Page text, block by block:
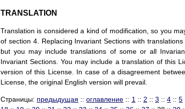
TRANSLATION
Translation is considered a kind of modification, so you
of section 4. Replacing Invariant Sections with
but you may include translations of some or all
Invariant Sections. You may include a translation of this
version of this License. In case of a disagreement
License, the original English version will prevail.
Страницы: предыдущая ::оглавление :: 1 :: 2 :: 3 ::4 ::5